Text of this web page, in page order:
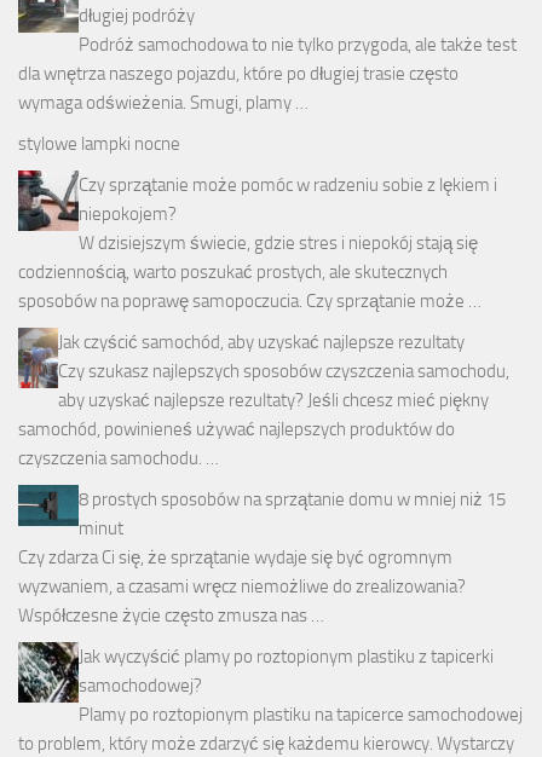
długiej podróży
Podróż samochodowa to nie tylko przygoda, ale także test
dla wnętrza naszego pojazdu, które po długiej trasie często
wymaga odświeżenia. Smugi, plamy …
stylowe lampki nocne
Czy sprzątanie może pomóc w radzeniu sobie z lękiem i
niepokojem?
W dzisiejszym świecie, gdzie stres i niepokój stają się
codziennością, warto poszukać prostych, ale skutecznych
sposobów na poprawę samopoczucia. Czy sprzątanie może …
Jak czyścić samochód, aby uzyskać najlepsze rezultaty
Czy szukasz najlepszych sposobów czyszczenia samochodu,
aby uzyskać najlepsze rezultaty? Jeśli chcesz mieć piękny
samochód, powinieneś używać najlepszych produktów do
czyszczenia samochodu. …
8 prostych sposobów na sprzątanie domu w mniej niż 15
minut
Czy zdarza Ci się, że sprzątanie wydaje się być ogromnym
wyzwaniem, a czasami wręcz niemożliwe do zrealizowania?
Współczesne życie często zmusza nas …
Jak wyczyścić plamy po roztopionym plastiku z tapicerki
samochodowej?
Plamy po roztopionym plastiku na tapicerce samochodowej
to problem, który może zdarzyć się każdemu kierowcy. Wystarczy